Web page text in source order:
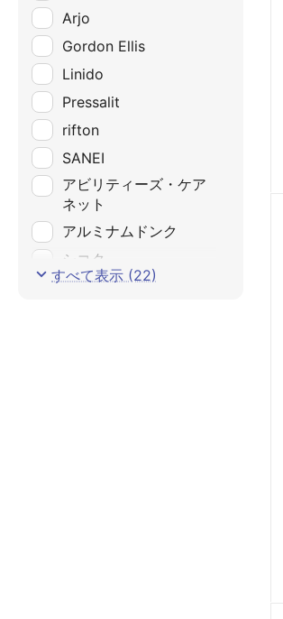
Arjo
Gordon Ellis
Linido
Pressalit
rifton
SANEI
アビリティーズ・ケア
ネット
アルミナムドンク
シコク
ジャパンアクアテック
すべて表示 (22)